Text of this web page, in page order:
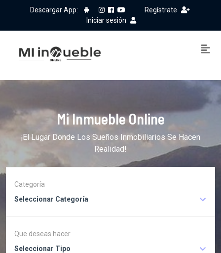
Descargar App:
Regístrate
Iniciar sesión
Mi Inmueble Online
¡El Lugar Donde Los Sueños Inmobiliarios Se Hacen
Realidad!
Categoría
Seleccionar Categoría
Que deseas hacer
Seleccionar Tipo